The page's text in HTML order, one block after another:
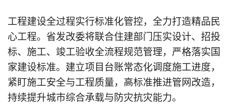
工程建设全过程实行标准化管控，全力打造精品民
心工程。省发改委将联合住建部门压实设计、招投
标、施工、竣工验收全流程规范管理，严格落实国
家建设标准。建立项目台账常态化调度施工进度，
紧盯施工安全与工程质量，高标准推进管网改造，
持续提升城市综合承载与防灾抗灾能力。